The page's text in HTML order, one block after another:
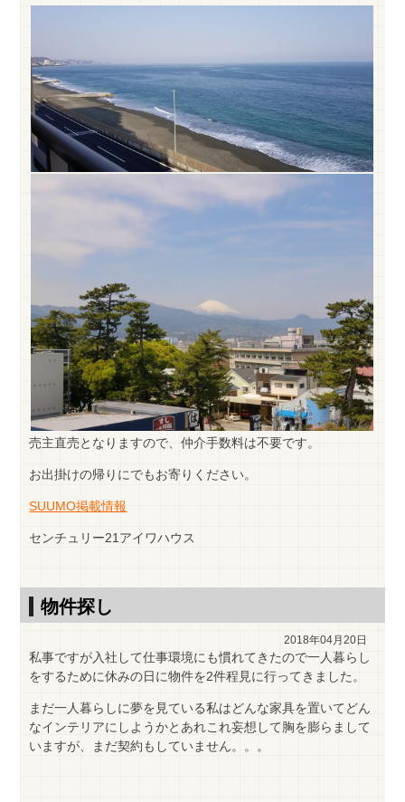
売主直売となりますので、仲介手数料は不要です。
お出掛けの帰りにでもお寄りください。
SUUMO掲載情報
センチュリー21アイワハウス
物件探し
2018年04月20日
私事ですが入社して仕事環境にも慣れてきたので一人暮らし
をするために休みの日に物件を2件程見に行ってきました。
まだ一人暮らしに夢を見ている私はどんな家具を置いてどん
なインテリアにしようかとあれこれ妄想して胸を膨らまして
いますが、まだ契約もしていません。。。